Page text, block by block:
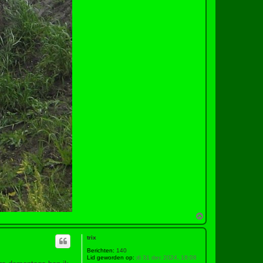
m
h
trix
Berichten: 140
Lid geworden op: di 31 dec 2024, 18:08